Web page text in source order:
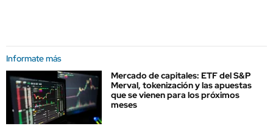
Informate más
Mercado de capitales: ETF del S&P
Merval, tokenización y las apuestas
que se vienen para los próximos
meses